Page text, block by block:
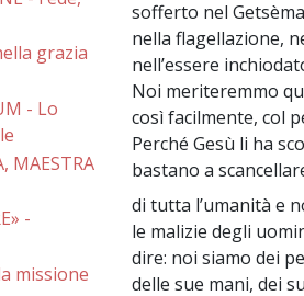
grazia
- Lo
MAESTRA
-
missione
sofferto nel
nella flagellazione,
nell’essere
Noi meriteremmo
così facilmente, col
Perché Gesù li ha
bastano a
di tutta l’umanità e
le malizie degli
dire: noi siamo dei
delle sue mani, dei